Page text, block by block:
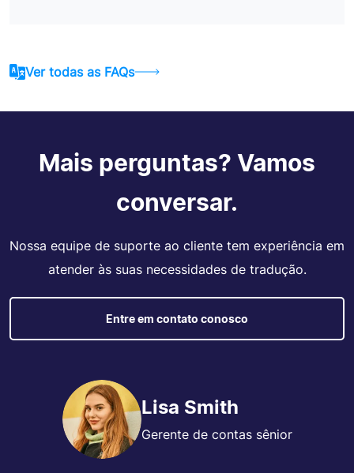
Ver todas as FAQs
Mais perguntas? Vamos
conversar.
Nossa equipe de suporte ao cliente tem experiência em
atender às suas necessidades de tradução.
Entre em contato conosco
Lisa Smith
Gerente de contas sênior